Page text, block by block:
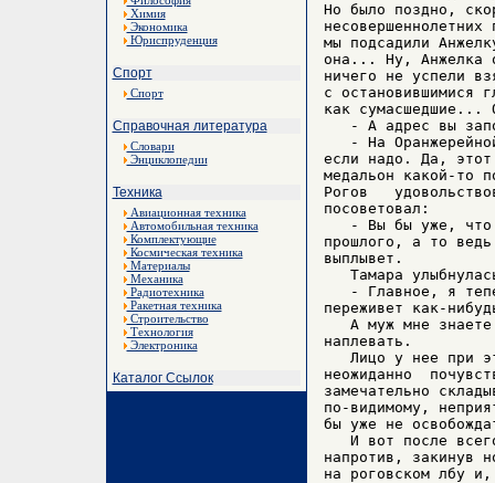
Химия
Экономика
Юриспруденция
Спорт
Спорт
Справочная литература
Словари
Энциклопедии
Техника
Авиационная техника
Автомобильная техника
Комплектующие
Космическая техника
Материалы
Механика
Радиотехника
Ракетная техника
Строительство
Технология
Электроника
Каталог Ссылок
Но было поздно,
мы подсадили
она... Ну, Анжелка
ничего не успели
с остановившимися
как сумасшедшие...
- А адрес вы
- На
если надо. Да,
медальон какой-
Рогов
посоветовал:
- Вы бы уже,
прошлого, а то
выплывет.
Тамара
- Главное, я
переживет как-
А муж мне
наплевать.
Лицо у нее при
неожиданно
замечательно
по-видимому,
бы уже не
И вот после
напротив, закинув
на роговском лбу